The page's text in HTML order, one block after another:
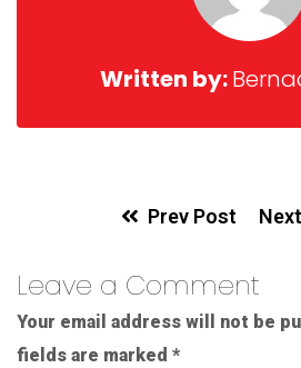
Written by:
Prev Post
Leave a Comment
Your email address will not be
fields are marked *